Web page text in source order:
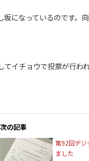
になっているのです。
イチョウで投票が行わ
次の記事
第92回デジ
ました